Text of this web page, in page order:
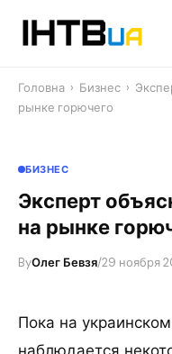
Головна › Бизнес ›
рынке горючего
БИЗНЕС
Эксперт
на рынке
ByОлег Бевзя/29 ноября
Пока на